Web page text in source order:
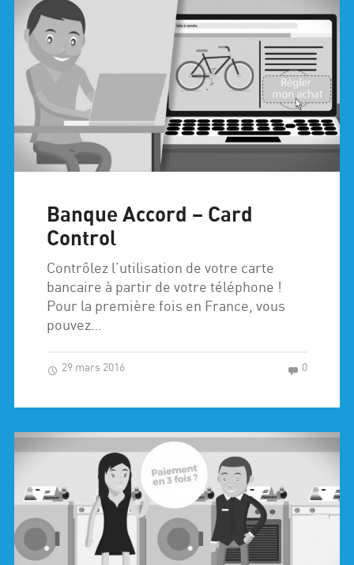
Banque Accord – Card
Control
Contrôlez l’utilisation de votre carte
bancaire à partir de votre téléphone !
Pour la première fois en France, vous
pouvez…
29 mars 2016 0